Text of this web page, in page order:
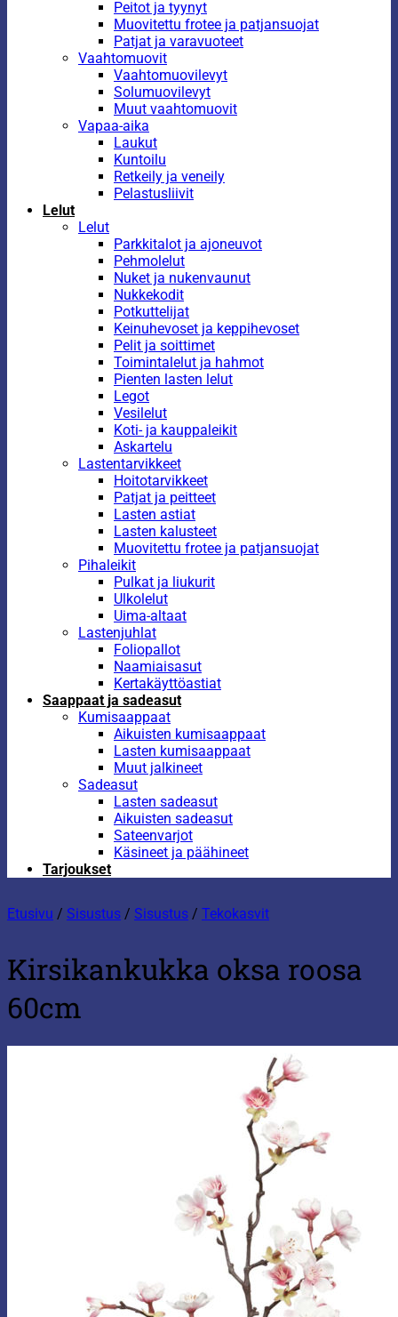
Peitot ja tyynyt
Muovitettu frotee ja patjansuojat
Patjat ja varavuoteet
Vaahtomuovit
Vaahtomuovilevyt
Solumuovilevyt
Muut vaahtomuovit
Vapaa-aika
Laukut
Kuntoilu
Retkeily ja veneily
Pelastusliivit
Lelut
Lelut
Parkkitalot ja ajoneuvot
Pehmolelut
Nuket ja nukenvaunut
Nukkekodit
Potkuttelijat
Keinuhevoset ja keppihevoset
Pelit ja soittimet
Toimintalelut ja hahmot
Pienten lasten lelut
Legot
Vesilelut
Koti- ja kauppaleikit
Askartelu
Lastentarvikkeet
Hoitotarvikkeet
Patjat ja peitteet
Lasten astiat
Lasten kalusteet
Muovitettu frotee ja patjansuojat
Pihaleikit
Pulkat ja liukurit
Ulkolelut
Uima-altaat
Lastenjuhlat
Foliopallot
Naamiaisasut
Kertakäyttöastiat
Saappaat ja sadeasut
Kumisaappaat
Aikuisten kumisaappaat
Lasten kumisaappaat
Muut jalkineet
Sadeasut
Lasten sadeasut
Aikuisten sadeasut
Sateenvarjot
Käsineet ja päähineet
Tarjoukset
Etusivu / Sisustus / Sisustus / Tekokasvit
Kirsikankukka oksa roosa
60cm